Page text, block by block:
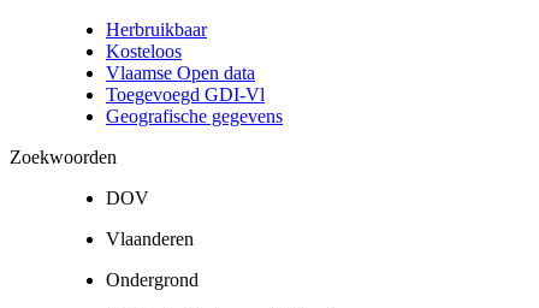
Herbruikbaar
Kosteloos
Vlaamse Open data
Toegevoegd GDI-Vl
Geografische gegevens
Zoekwoorden
DOV
Vlaanderen
Ondergrond